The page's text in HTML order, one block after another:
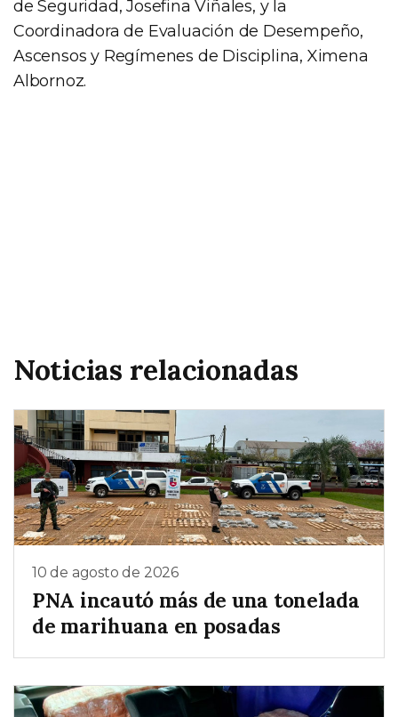
de Seguridad, Josefina Viñales, y la
Coordinadora de Evaluación de Desempeño,
Ascensos y Regímenes de Disciplina, Ximena
Albornoz.
Noticias relacionadas
10 de agosto de 2026
PNA incautó más de una tonelada
de marihuana en posadas